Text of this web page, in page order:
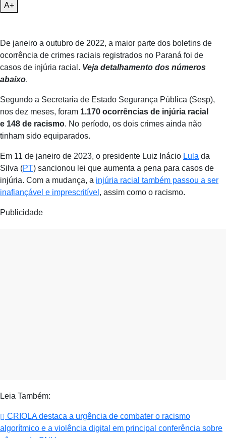
A+
De janeiro a outubro de 2022, a maior parte dos boletins de
ocorrência de crimes raciais registrados no Paraná foi de
casos de injúria racial. Veja detalhamento dos números
abaixo.
Segundo a Secretaria de Estado Segurança Pública (Sesp),
nos dez meses, foram 1.170 ocorrências de injúria racial
e 148 de racismo. No período, os dois crimes ainda não
tinham sido equiparados.
Em 11 de janeiro de 2023, o presidente Luiz Inácio Lula da
Silva (PT) sancionou lei que aumenta a pena para casos de
injúria. Com a mudança, a injúria racial também passou a ser
inafiançável e imprescritível , assim como o racismo.
Publicidade
Leia Também:
CRIOLA destaca a urgência de combater o racismo
algorítmico e a violência digital em principal conferência sobre